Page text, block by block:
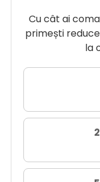
Cu cât ai
primești
la